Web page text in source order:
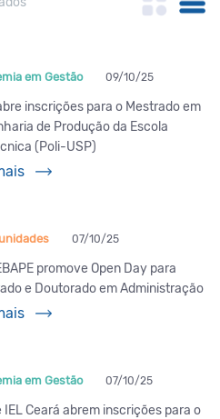
em Gestão 09/10/25
inscrições para o Mestrado em
de Produção da Escola
(Poli-USP)
07/10/25
promove Open Day para
e Doutorado em Administração
em Gestão 07/10/25
IEL Ceará abrem inscrições para o